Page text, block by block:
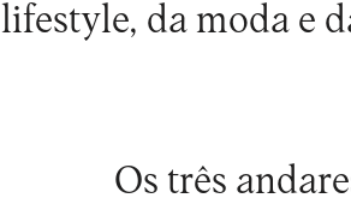
lifestyle, da moda e
Os três